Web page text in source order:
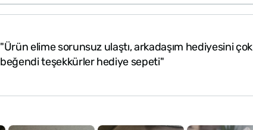
"Ürün elime sorunsuz ulaştı, arkadaşım hediyesini çok
beğendi teşekkürler hediye sepeti"